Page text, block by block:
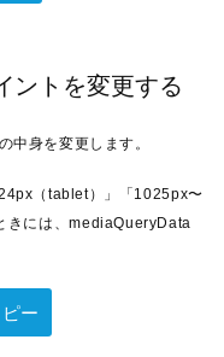
ントを変更する
身を変更します。
（tablet）」「1025px〜
きには、mediaQueryData
ー